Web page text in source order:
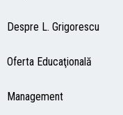
Despre L. Grigorescu
Oferta Educaţională
Management